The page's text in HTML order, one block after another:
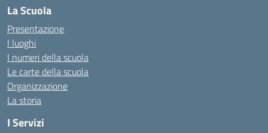
La Scuola
Presentazione
I luoghi
I numeri della scuola
Le carte della scuola
Organizzazione
La storia
I Servizi